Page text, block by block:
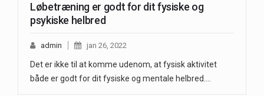
Løbetræning er godt for dit fysiske og
psykiske helbred
admin jan 26, 2022
Det er ikke til at komme udenom, at fysisk aktivitet
både er godt for dit fysiske og mentale helbred.…